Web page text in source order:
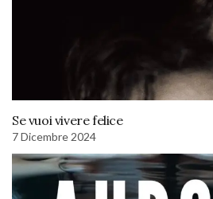
Se vuoi vivere felice
7 Dicembre 2024